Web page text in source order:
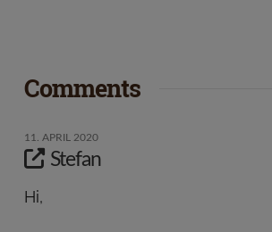
Comments
11. APRIL 2020
Stefan
Hi,